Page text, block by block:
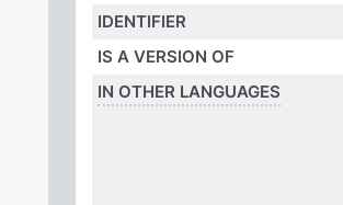
IDENTIFIER
IS A VERSION OF
IN OTHER LANGUAGES